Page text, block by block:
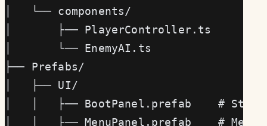
│   └── components/
│       ├── PlayerController.ts
│       └── EnemyAI.ts
├── Prefabs/
│   ├── UI/
│   │   ├── BootPanel.prefab    #
│   │   ├── MenuPanel.prefab    # Menü-